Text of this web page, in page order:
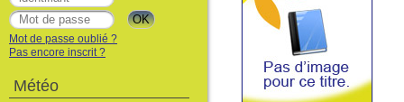
Mot de passe oublié ?
Pas encore inscrit ?
Météo